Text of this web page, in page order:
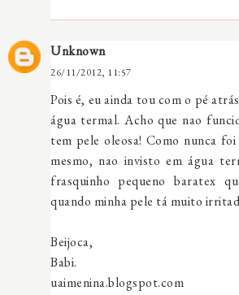
Unknown
26/11/2012, 11:57
Pois é, eu ainda tou com o pé
água termal. Acho que nao
tem pele oleosa! Como nunca
mesmo, nao invisto em água
frasquinho pequeno baratex
quando minha pele tá muito
Beijoca,
Babi.
uaimenina.blogspot.com